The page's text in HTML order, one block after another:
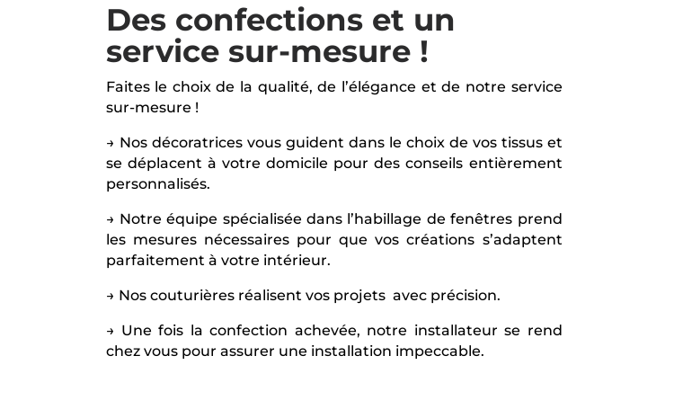
Des confections et un
service sur-mesure !
Faites le choix de la qualité, de l’élégance et de notre service
sur-mesure !
→ Nos décoratrices vous guident dans le choix de vos tissus et
se déplacent à votre domicile pour des conseils entièrement
personnalisés.
→ Notre équipe spécialisée dans l’habillage de fenêtres prend
les mesures nécessaires pour que vos créations s’adaptent
parfaitement à votre intérieur.
→ Nos couturières réalisent vos projets avec précision.
→ Une fois la confection achevée, notre installateur se rend
chez vous pour assurer une installation impeccable.